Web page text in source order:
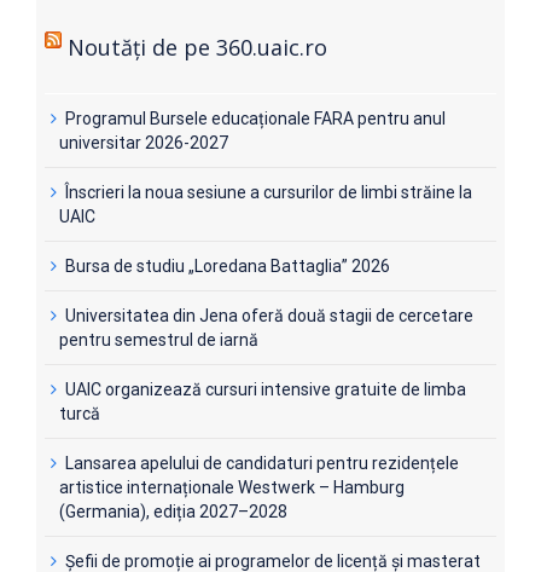
Noutăți de pe 360.uaic.ro
Programul Bursele educaționale FARA pentru anul
universitar 2026-2027
Înscrieri la noua sesiune a cursurilor de limbi străine la
UAIC
Bursa de studiu „Loredana Battaglia” 2026
Universitatea din Jena oferă două stagii de cercetare
pentru semestrul de iarnă
UAIC organizează cursuri intensive gratuite de limba
turcă
Lansarea apelului de candidaturi pentru rezidențele
artistice internaționale Westwerk – Hamburg
(Germania), ediția 2027–2028
Șefii de promoție ai programelor de licență și masterat